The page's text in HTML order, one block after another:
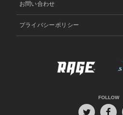
お問い合わせ
プライバシーポリシー
FOLLOW